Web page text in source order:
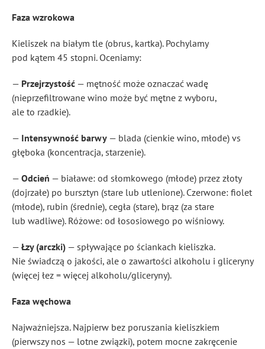
Faza wzrokowa
Kieliszek na białym tle (obrus, kartka). Pochylamy
pod kątem 45 stopni. Oceniamy:
— Przejrzystość — mętność może oznaczać wadę
(nieprzefiltrowane wino może być mętne z wyboru,
ale to rzadkie).
— Intensywność barwy — blada (cienkie wino, młode) vs
głęboka (koncentracja, starzenie).
— Odcień — białawe: od słomkowego (młode) przez złoty
(dojrzałe) po bursztyn (stare lub utlenione). Czerwone: fiolet
(młode), rubin (średnie), cegła (stare), brąz (za stare
lub wadliwe). Różowe: od łososiowego po wiśniowy.
— Łzy (arczki) — spływające po ściankach kieliszka.
Nie świadczą o jakości, ale o zawartości alkoholu i gliceryny
(więcej łez = więcej alkoholu/gliceryny).
Faza węchowa
Najważniejsza. Najpierw bez poruszania kieliszkiem
(pierwszy nos — lotne związki), potem mocne zakręcenie